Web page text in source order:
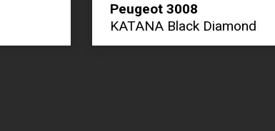
Peugeot 3008
KATANA Black Diamond